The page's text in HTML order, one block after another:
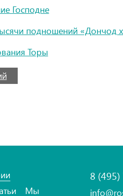
Господне
подношений «Дончод
Торы
Мы
8